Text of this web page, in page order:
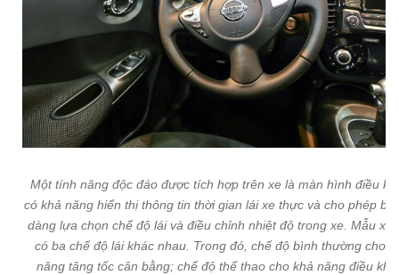
Một tính năng độc đáo được tích hợp trên xe là màn hình điều
có khả năng hiển thị thông tin thời gian lái xe thực và cho phép
dàng lựa chọn chế độ lái và điều chỉnh nhiệt độ trong xe. Mẫu xe
có ba chế độ lái khác nhau. Trong đó, chế độ bình thường cho
năng tăng tốc cân bằng; chế độ thể thao cho khả năng điều